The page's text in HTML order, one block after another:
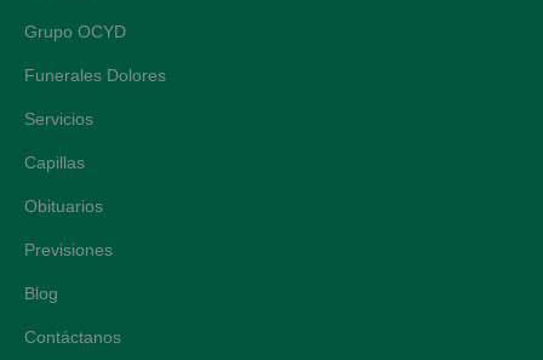
Grupo OCYD
Funerales Dolores
Servicios
Capillas
Obituarios
Previsiones
Blog
Contáctanos